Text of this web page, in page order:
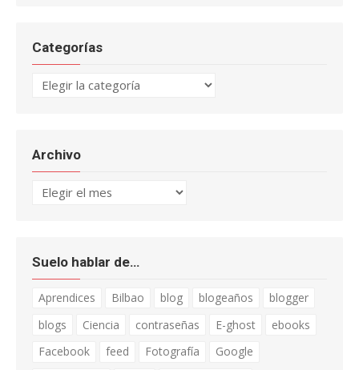
Categorías
Categorías
Archivo
Archivo
Suelo hablar de…
Aprendices Bilbao blog blogeaños
blogger
blogs
Ciencia contraseñas E-ghost
ebooks
Facebook
feed Fotografía
Google